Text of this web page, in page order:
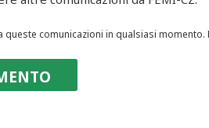
queste comunicazioni in qualsiasi